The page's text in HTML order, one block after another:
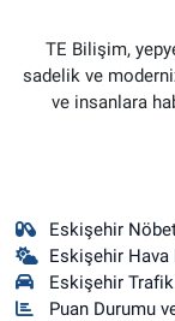
TE Bilişim,
sadelik ve
ve insanlara
Eskişehir
Eskişehir Hava
Eskişehir
Puan Durumu